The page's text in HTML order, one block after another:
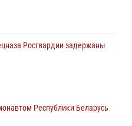
Росгвардии задержаны
главка Росгвардии
на комплексных учениях
Республики Беларусь